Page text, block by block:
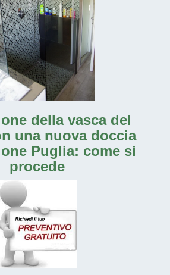
della vasca del
una nuova doccia
Puglia: come si
procede